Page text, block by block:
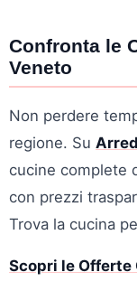
Confronta le
Veneto
Non perdere
regione. Su
cucine complete
con prezzi
Trova la cucina
Scopri le Offerte